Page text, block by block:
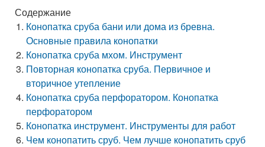
Содержание
Конопатка сруба бани или дома из бревна.
Основные правила конопатки
Конопатка сруба мхом. Инструмент
Повторная конопатка сруба. Первичное и
вторичное утепление
Конопатка сруба перфоратором. Конопатка
перфоратором
Конопатка инструмент. Инструменты для работ
Чем конопатить сруб. Чем лучше конопатить сруб